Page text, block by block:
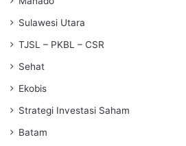
Sulawesi Utara
TJSL – PKBL – CSR
Sehat
Ekobis
Strategi Investasi Saham
Batam